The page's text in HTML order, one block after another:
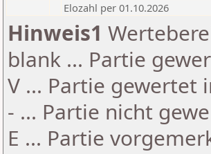
Elozahl per 01.10.2026
Hinweis1
blank ... Partie
V ... Partie gewertet
- ... Partie nicht
E ... Partie